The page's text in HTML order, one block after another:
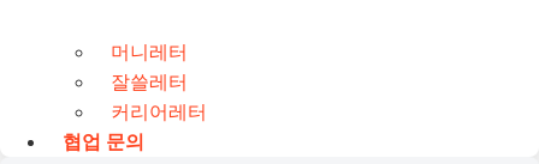
머니레터
잘쓸레터
커리어레터
협업 문의